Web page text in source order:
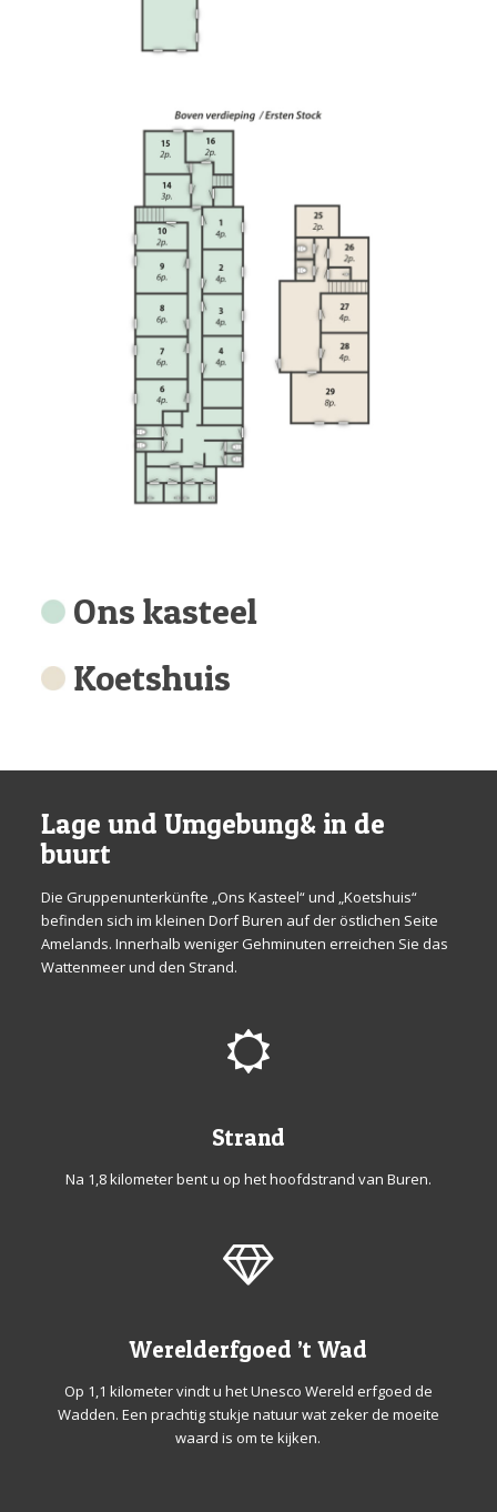
Ons kasteel
Koetshuis
Lage und Umgebung& in de
buurt
Die Gruppenunterkünfte „Ons Kasteel“ und „Koetshuis“
befinden sich im kleinen Dorf Buren auf der östlichen Seite
Amelands. Innerhalb weniger Gehminuten erreichen Sie das
Wattenmeer und den Strand.
Strand
Na 1,8 kilometer bent u op het hoofdstrand van Buren.
Werelderfgoed ’t Wad
Op 1,1 kilometer vindt u het Unesco Wereld erfgoed de
Wadden. Een prachtig stukje natuur wat zeker de moeite
waard is om te kijken.